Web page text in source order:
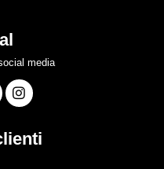
media